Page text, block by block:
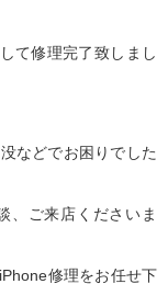
て修理完了致しまし
などでお困りでした
、ご来店くださいま
修理をお任せ下